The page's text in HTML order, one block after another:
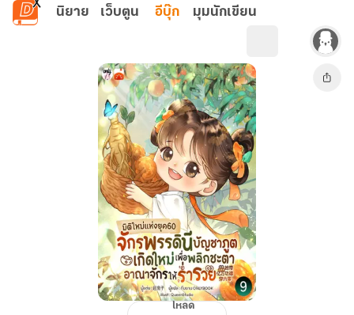
ข้ามไปยังเนื้อหาหลัก
นิยาย เว็บตูน อีบุ๊ก มุมนักเขียน
โหลด